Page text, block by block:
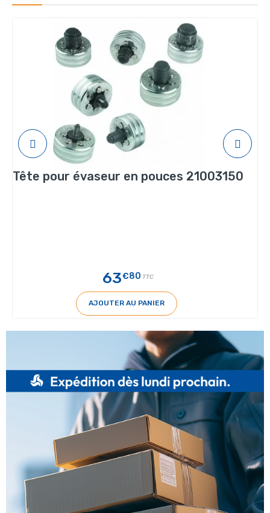
Tête pour évaseur en pouces 21003150
63€80 TTC
AJOUTER AU PANIER